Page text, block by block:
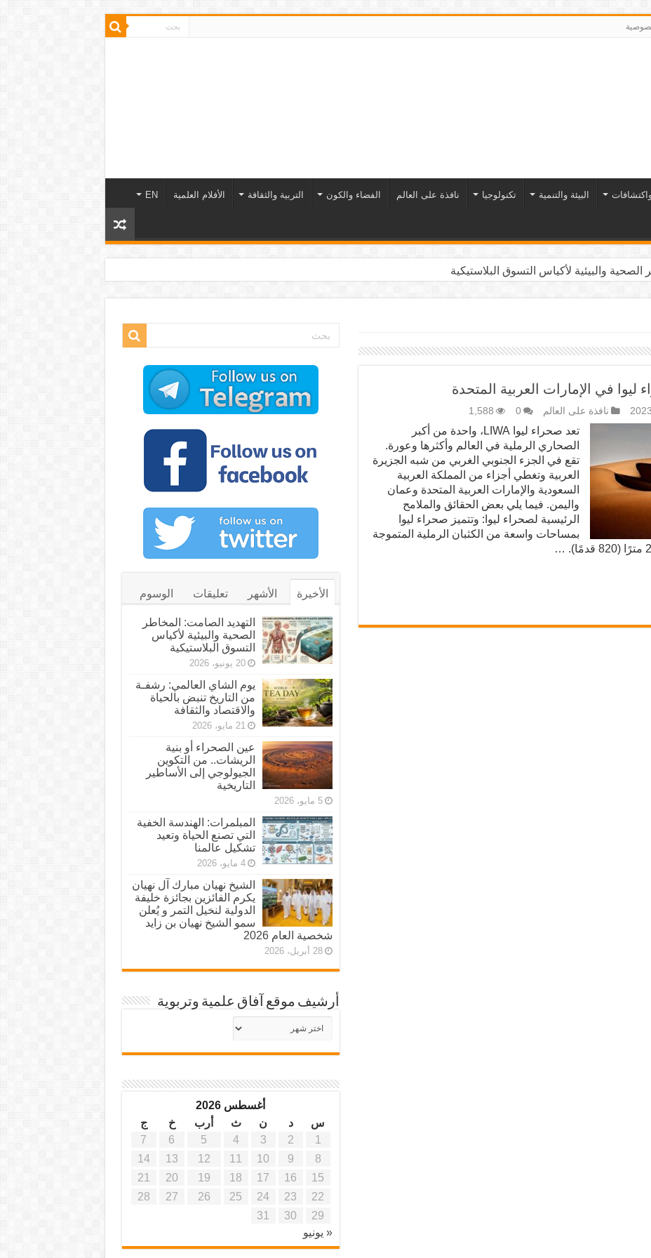
واكتشافات البيئة والتنمية تكنولوجيا نافذة على العالم الفضاء والكون التربية والثقافة الأفلام العلمية EN
الصحية والبيئية لأكياس التسوق البلاستيكية
في الإمارات العربية المتحدة
نافذة على العالم 0
1,588
تعد صحراء ليوا LIWA، واحدة من أكبر
الصحاري الرملية في العالم وأكثرها وعورة.
تقع في الجزء الجنوبي الغربي من شبه الجزيرة
العربية وتغطي أجزاء من المملكة العربية
السعودية والإمارات العربية المتحدة وعمان
واليمن. فيما يلي بعض الحقائق والملامح
الرئيسية لصحراء ليوا: وتتميز صحراء ليوا
بمساحات واسعة من الكثبان الرملية المتموجة
الأخيرة الأشهر تعليقات الوسوم
التهديد الصامت: المخاطر
الصحية والبيئية لأكياس
التسوق البلاستيكية
20 يونيو، 2026
يوم الشاي العالمي: رشفـة
من التاريخ تنبض بالحياة
والاقتصاد والثقافة
21 مايو، 2026
عين الصحراء أو بنية
الريشات.. من التكوين
الجيولوجي إلى الأساطير
التاريخية
5 مايو، 2026
المبلمرات: الهندسة الخفية
التي تصنع الحياة وتعيد
تشكيل عالمنا
4 مايو، 2026
الشيخ نهيان مبارك آل نهيان
يكرم الفائزين بجائزة خليفة
الدولية لنخيل التمر و يُعلن
سمو الشيخ نهيان بن زايد
شخصية العام 2026
28 أبريل، 2026
أرشيف موقع آفاق علمية وتربوية
أرشيف
موقع
أغسطس 2026
س
د ن ث أرب خ
ج
1
2
3
4
5
6
7
8
9
10
11
12
13
14
15
16
17
18
19
20
21
22
23
24
25
26
27
28
29
30
31
« يونيو